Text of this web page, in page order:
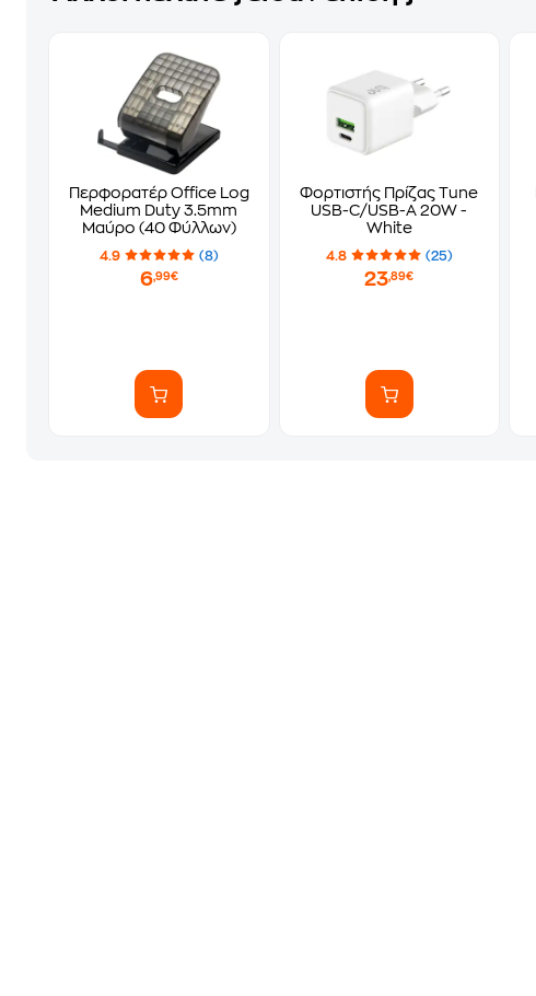
Περφορατέρ Office Log
Medium Duty 3.5mm
Μαύρο (40 Φύλλων)
4.9 (8)
6,99€
Φορτιστής Πρίζας Tune
USB-C/USB-A 20W -
White
4.8 (25)
23,89€